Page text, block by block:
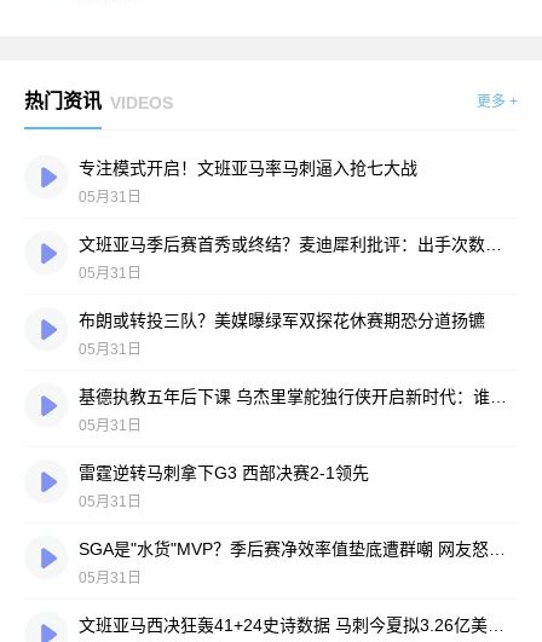
热门资讯 VIDEOS 更多 +
专注模式开启！文班亚马率马刺逼入抢七大战
05月31日
05月31日
布朗或转投三队？美媒曝绿军双探花休赛期恐分道扬镳
05月31日
05月31日
雷霆逆转马刺拿下G3 西部决赛2-1领先
05月31日
05月31日